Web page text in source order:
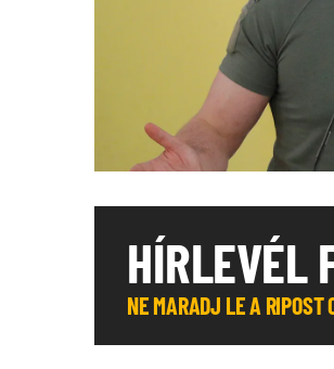
HÍRLEVÉL
NE MARADJ LE A RIPOST